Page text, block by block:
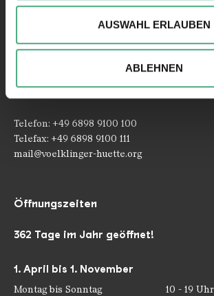
können und die Zugriffe auf unsere
analysieren. Außerdem geben wir ggfs.
Ihrer Verwendung unserer Website an
Partner führen diese Informationen
weiteren Daten zusammen, die Sie
gesammelt haben.
AUSWAHL ERLAUBEN
ABLEHNEN
Telefon: +49 6898 9100 100
Telefax: +49 6898 9100 111
mail@voelklinger-huette.org
Öffnungszeiten
362 Tage im Jahr geöffnet!
1. April bis 1. November
Montag bis Sonntag 10 - 19 Uhr